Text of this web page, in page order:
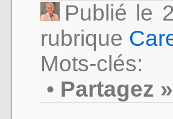
Publié le
rubrique
Mots-clés:
• Partagez »